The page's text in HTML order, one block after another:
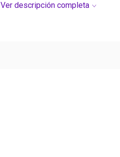
Ver descripción completa